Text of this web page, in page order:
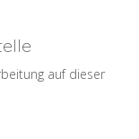
auf dieser